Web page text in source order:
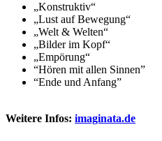
„Konstruktiv“
„Lust auf Bewegung“
„Welt & Welten“
„Bilder im Kopf“
„Empörung“
“Hören mit allen Sinnen”
“Ende und Anfang”
Weitere Infos: imaginata.de